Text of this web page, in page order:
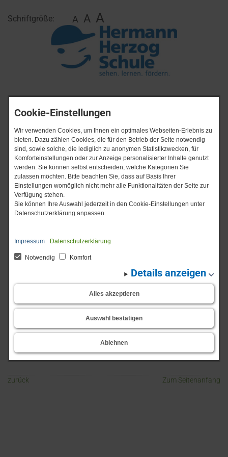
Cookie-Einstellungen
Wir verwenden Cookies, um Ihnen ein optimales Webseiten-Erlebnis zu
bieten. Dazu zählen Cookies, die für den Betrieb der Seite notwendig
sind, sowie solche, die lediglich zu anonymen Statistikzwecken, für
Komforteinstellungen oder zur Anzeige personalisierter Inhalte genutzt
werden. Sie können selbst entscheiden, welche Kategorien Sie
zulassen möchten. Bitte beachten Sie, dass auf Basis Ihrer
Einstellungen womöglich nicht mehr alle Funktionalitäten der Seite zur
Verfügung stehen.
Sie können Ihre Auswahl jederzeit in den Cookie-Einstellungen unter
Datenschutzerklärung anpassen.
Impressum Datenschutzerklärung
Notwendig Komfort
Details anzeigen
Alles akzeptieren
Auswahl bestätigen
Ablehnen
Schriftgröße: A A A
Tel.: 07131 / 39043500
Schulordnung
Die Schulordnung der HHS
zurück Zum Seitenanfang